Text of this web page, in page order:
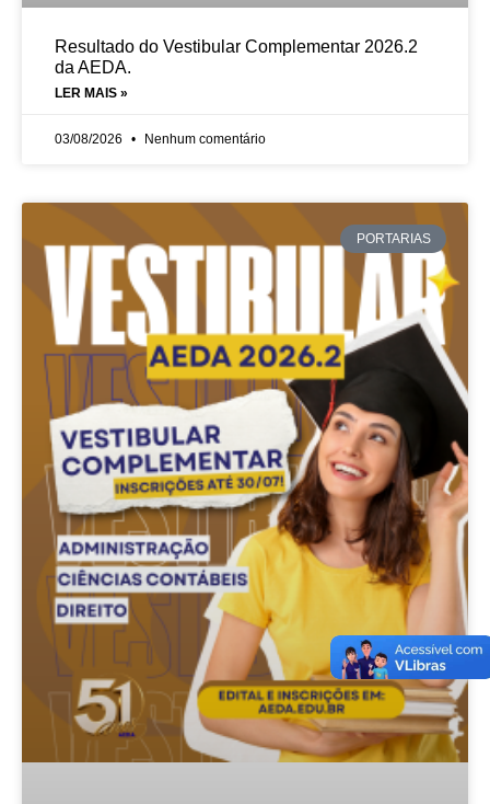
Resultado do Vestibular Complementar 2026.2
da AEDA.
LER MAIS »
03/08/2026 Nenhum comentário
PORTARIAS